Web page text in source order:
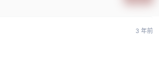
3 年前